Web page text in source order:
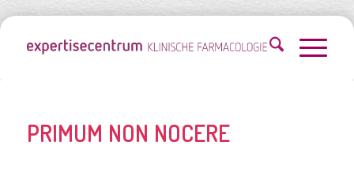
PRIMUM NON NOCERE